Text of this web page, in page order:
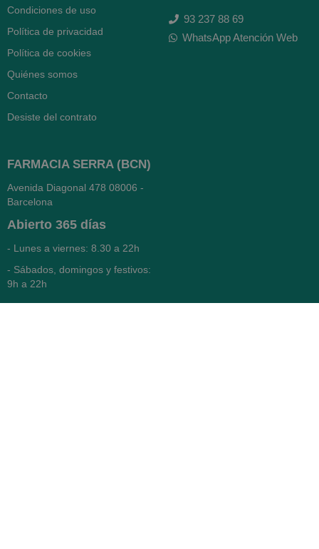
Condiciones de uso
Política de privacidad
Política de cookies
Quiénes somos
Contacto
Desiste del contrato
93 237 88 69
WhatsApp Atención Web
FARMACIA SERRA (BCN)
Avenida Diagonal 478 08006 -
Barcelona
Abierto 365 días
- Lunes a viernes: 8.30 a 22h
- Sábados, domingos y festivos:
9h a 22h